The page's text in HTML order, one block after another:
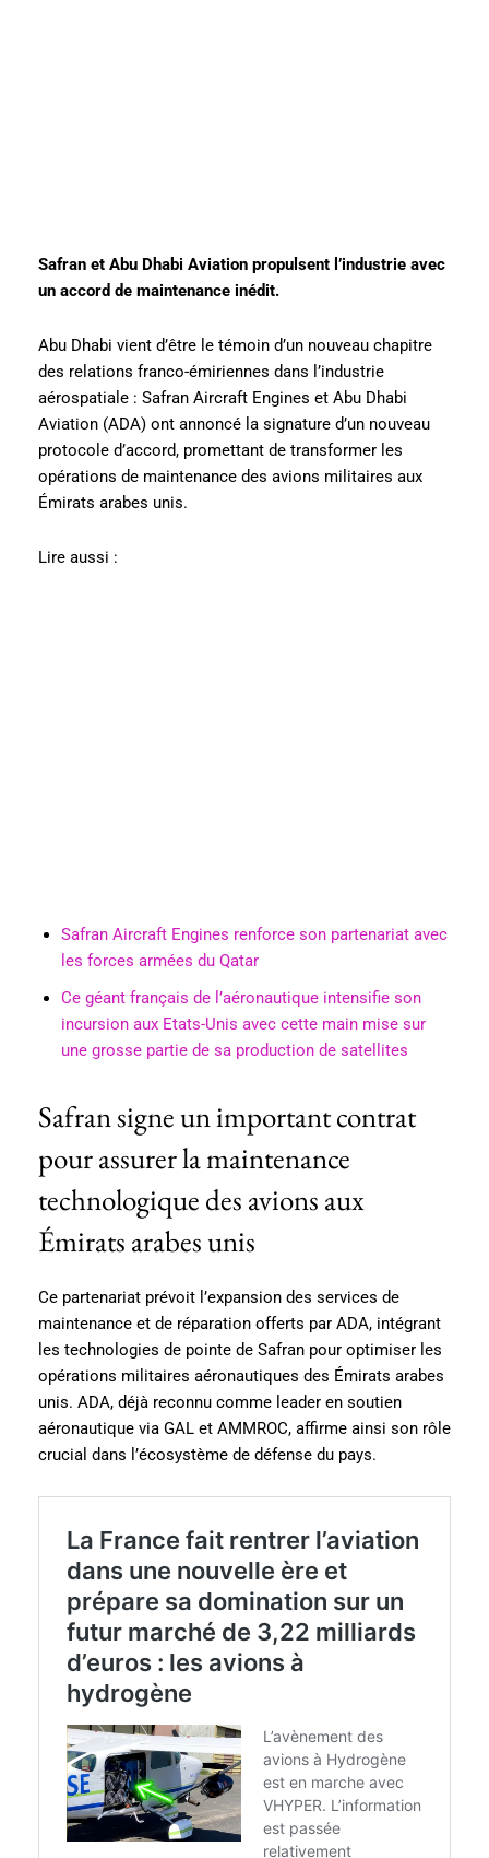
Safran et Abu Dhabi Aviation propulsent l’industrie avec
un accord de maintenance inédit.
Abu Dhabi vient d’être le témoin d’un nouveau chapitre
des relations franco-émiriennes dans l’industrie
aérospatiale : Safran Aircraft Engines et Abu Dhabi
Aviation (ADA) ont annoncé la signature d’un nouveau
protocole d’accord, promettant de transformer les
opérations de maintenance des avions militaires aux
Émirats arabes unis.
Lire aussi :
Safran Aircraft Engines renforce son partenariat avec
les forces armées du Qatar
Ce géant français de l’aéronautique intensifie son
incursion aux Etats-Unis avec cette main mise sur
une grosse partie de sa production de satellites
Safran signe un important contrat
pour assurer la maintenance
technologique des avions aux
Émirats arabes unis
Ce partenariat prévoit l’expansion des services de
maintenance et de réparation offerts par ADA, intégrant
les technologies de pointe de Safran pour optimiser les
opérations militaires aéronautiques des Émirats arabes
unis. ADA, déjà reconnu comme leader en soutien
aéronautique via GAL et AMMROC, affirme ainsi son rôle
crucial dans l’écosystème de défense du pays.